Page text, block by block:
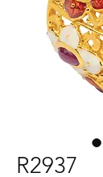
R2937